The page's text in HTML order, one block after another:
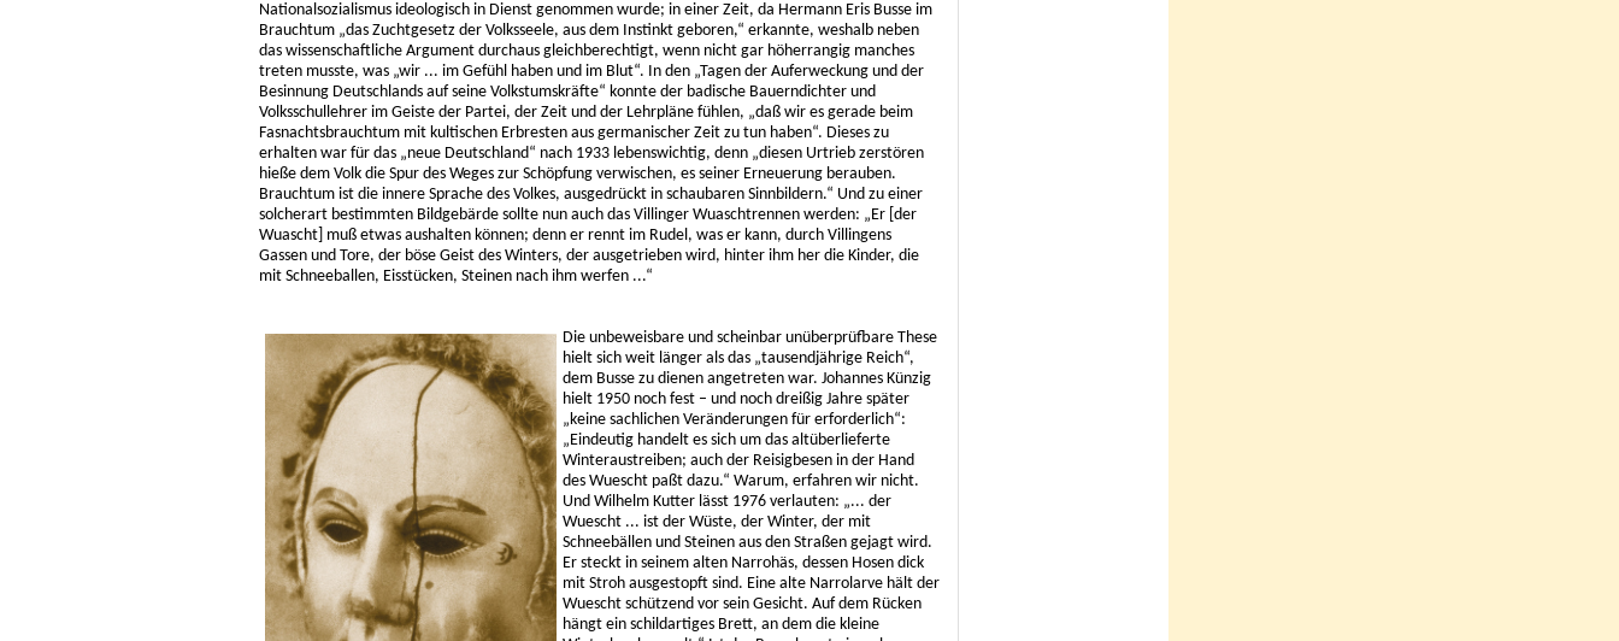
Nationalsozialismus ideologisch in Dienst genommen wurde; in einer Zeit, da Hermann Eris Busse im
Brauchtum „das Zuchtgesetz der Volksseele, aus dem Instinkt geboren,“ erkannte, weshalb neben
das wissenschaftliche Argument durchaus gleichberechtigt, wenn nicht gar höherrangig manches
treten musste, was „wir ... im Gefühl haben und im Blut“. In den „Tagen der Auferweckung und der
Besinnung Deutschlands auf seine Volkstumskräfte“ konnte der badische Bauerndichter und
Volksschullehrer im Geiste der Partei, der Zeit und der Lehrpläne fühlen, „daß wir es gerade beim
Fasnachtsbrauchtum mit kultischen Erbresten aus germanischer Zeit zu tun haben“. Dieses zu
erhalten war für das „neue Deutschland“ nach 1933 lebenswichtig, denn „diesen Urtrieb zerstören
hieße dem Volk die Spur des Weges zur Schöpfung verwischen, es seiner Erneuerung berauben.
Brauchtum ist die innere Sprache des Volkes, ausgedrückt in schaubaren Sinnbildern.“ Und zu einer
solcherart bestimmten Bildgebärde sollte nun auch das Villinger Wuaschtrennen werden: „Er [der
Wuascht] muß etwas aushalten können; denn er rennt im Rudel, was er kann, durch Villingens
Gassen und Tore, der böse Geist des Winters, der ausgetrieben wird, hinter ihm her die Kinder, die
mit Schneeballen, Eisstücken, Steinen nach ihm werfen ...“
Die unbeweisbare und scheinbar unüberprüfbare These
hielt sich weit länger als das „tausendjährige Reich“,
dem Busse zu dienen angetreten war. Johannes Künzig
hielt 1950 noch fest – und noch dreißig Jahre später
„keine sachlichen Veränderungen für erforderlich“:
„Eindeutig handelt es sich um das altüberlieferte
Winteraustreiben; auch der Reisigbesen in der Hand
des Wuescht paßt dazu.“ Warum, erfahren wir nicht.
Und Wilhelm Kutter lässt 1976 verlauten: „... der
Wuescht ... ist der Wüste, der Winter, der mit
Schneebällen und Steinen aus den Straßen gejagt wird.
Er steckt in seinem alten Narrohäs, dessen Hosen dick
mit Stroh ausgestopft sind. Eine alte Narrolarve hält der
Wuescht schützend vor sein Gesicht. Auf dem Rücken
hängt ein schildartiges Brett, an dem die kleine